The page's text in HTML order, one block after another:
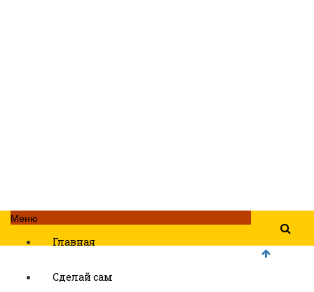
Меню
Главная
Сделай сам